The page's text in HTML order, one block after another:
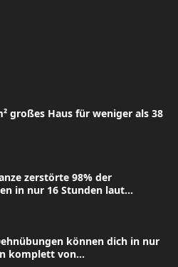
großes Haus für weniger als 38
zerstörte 98% der
in nur 16 Stunden laut...
können dich in nur
komplett von...